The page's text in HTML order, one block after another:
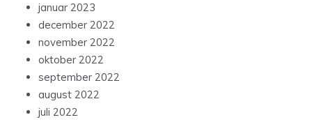
januar 2023
december 2022
november 2022
oktober 2022
september 2022
august 2022
juli 2022